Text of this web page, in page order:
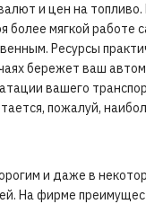
и цен на
мягкой работе
Ресурсы
бережет ваш
вашего
пожалуй,
и даже в
На фирме